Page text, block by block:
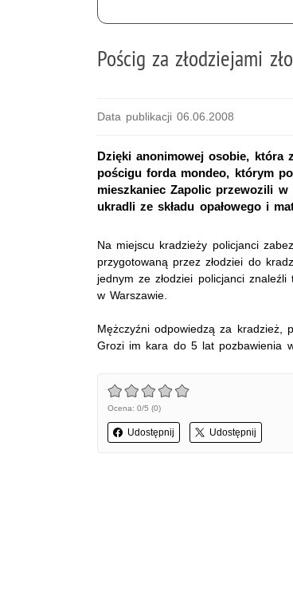
Pościg za złodziejami
Data publikacji 06.06.2008
Dzięki anonimowej osobie, która
pościgu forda mondeo, którym
mieszkaniec Zapolic przewozili w
ukradli ze składu opałowego i
Na miejscu kradzieży policjanci
przygotowaną przez złodziei do
jednym ze złodziei policjanci
w Warszawie.
Mężczyźni odpowiedzą za kradzież,
Grozi im kara do 5 lat pozbawienia
Ocena: 0/5 (0)
Udostępnij Udostępnij